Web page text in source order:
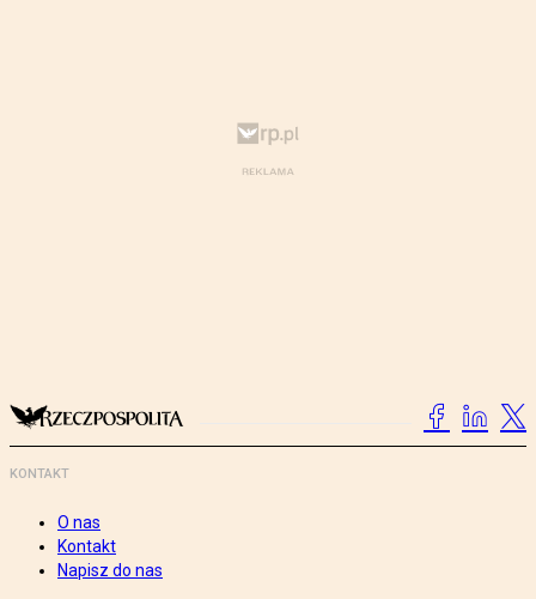
KONTAKT
O nas
Kontakt
Napisz do nas